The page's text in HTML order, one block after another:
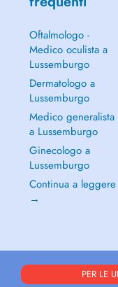
Oftalmologo -
Medico oculista a
Lussemburgo
Dermatologo a
Lussemburgo
Medico generalista
a Lussemburgo
Ginecologo a
Lussemburgo
Continua a leggere
→
PER LE